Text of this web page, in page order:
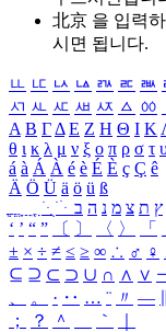
北京 을 입력
시면 됩니다.
ㅥ ㅦ ㅧ ㅨ ㅩ ㅪ ㅫ
ㅺ ㅻ ㅼ ㅽ ㅾ ㅿ ㆀ
Α Β ΓΔ Ε Ζ Η Θ Ι Κ
θ ι κ λ μ ν ξ ο π ρ σ τ
á à Á À é è É È ç Ç ê
Ä Ö Ü ä ö ü ß
ִֶֹ ֻּ ׁׂ ץ ת צ מ נ ה ב
‘ ’ “ ” 〔 〕 〈 〉 「
± × ÷ ≠ ≤ ≥ ∞ ∴ ♂ ♀
⊆ ⊇ ⊂ ⊃ ∪ ∩ ∧ ∨
、
。 · ‥ … ¨ 〃 ―
；
？ ＾ ｀